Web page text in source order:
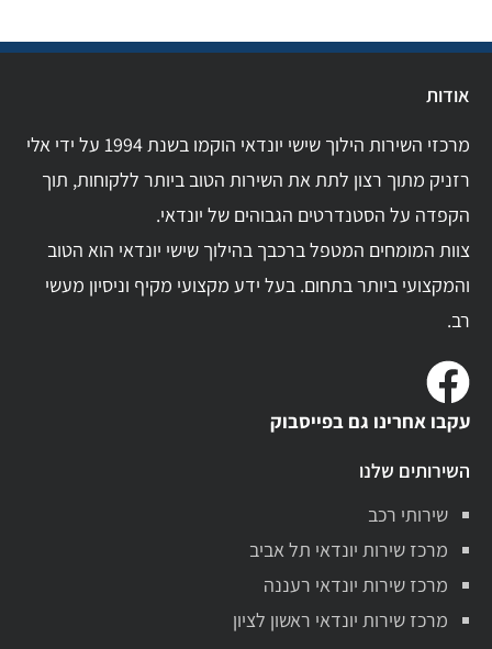
אודות
מרכזי השירות הילוך שישי יונדאי הוקמו בשנת 1994 על ידי אלי
רזניק מתוך רצון לתת את השירות הטוב ביותר ללקוחות, תוך
הקפדה על הסטנדרטים הגבוהים של יונדאי.
צוות המומחים המטפל ברכבך בהילוך שישי יונדאי הוא הטוב
והמקצועי ביותר בתחום. בעל ידע מקצועי מקיף וניסיון מעשי
רב.
עקבו אחרינו גם בפייסבוק
השירותים שלנו
שירותי רכב
מרכז שירות יונדאי תל אביב
מרכז שירות יונדאי רעננה
מרכז שירות יונדאי ראשון לציון